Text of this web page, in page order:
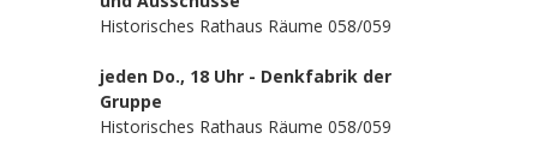
Historisches Rathaus Räume 058/059
jeden Do., 18 Uhr - Denkfabrik der
Gruppe
Historisches Rathaus Räume 058/059